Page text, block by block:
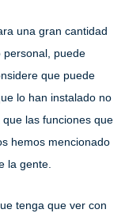
una gran cantidad
personal, puede
que puede
lo han instalado no
las funciones que
hemos mencionado
la gente.
tenga que ver con